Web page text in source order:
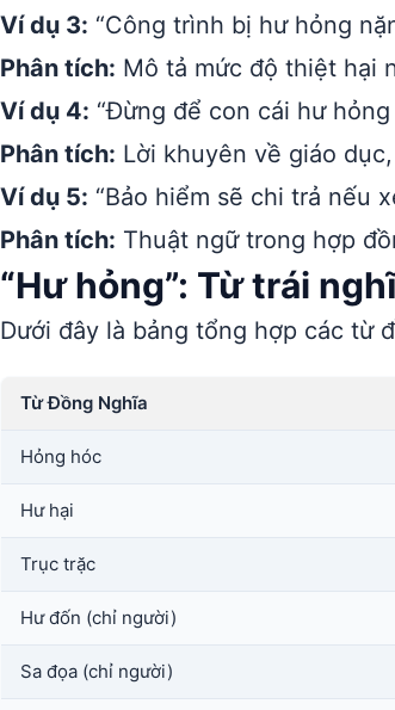
Ví dụ 3: “Công trình bị hư hỏng
Phân tích: Mô tả mức độ thiệt hại
Ví dụ 4: “Đừng để con cái hư
Phân tích: Lời khuyên về giáo
Ví dụ 5: “Bảo hiểm sẽ chi trả nếu
Phân tích: Thuật ngữ trong hợp
“Hư hỏng”: Từ trái
Dưới đây là bảng tổng hợp các từ
Từ Đồng Nghĩa
Hỏng hóc
Hư hại
Trục trặc
Hư đốn (chỉ người)
Sa đọa (chỉ người)